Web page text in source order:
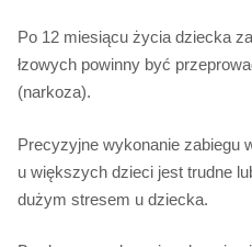
Po 12 miesiącu życia dziecka
łzowych powinny być
(narkoza).
Precyzyjne wykonanie zabiegu
u większych dzieci jest trudne
dużym stresem u dziecka.